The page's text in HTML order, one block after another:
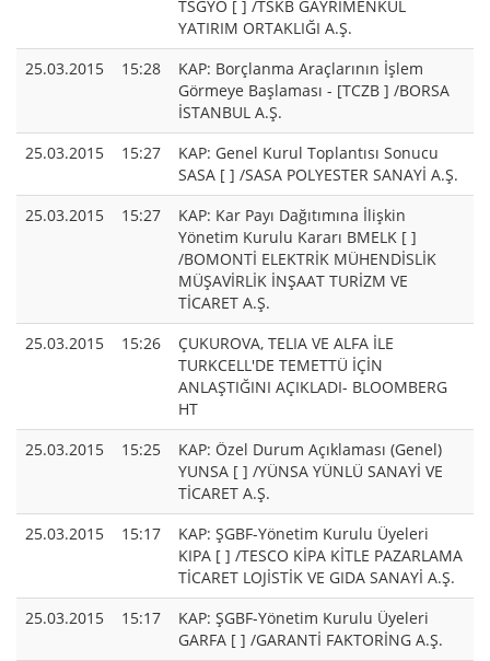
TSGYO [ ] /TSKB GAYRİMENKUL
YATIRIM ORTAKLIĞI A.Ş.
25.03.2015
15:28
KAP: Borçlanma Araçlarının İşlem
Görmeye Başlaması - [TCZB ] /BORSA
İSTANBUL A.Ş.
25.03.2015
15:27
KAP: Genel Kurul Toplantısı Sonucu
SASA [ ] /SASA POLYESTER SANAYİ A.Ş.
25.03.2015
15:27
KAP: Kar Payı Dağıtımına İlişkin
Yönetim Kurulu Kararı BMELK [ ]
/BOMONTİ ELEKTRİK MÜHENDİSLİK
MÜŞAVİRLİK İNŞAAT TURİZM VE
TİCARET A.Ş.
25.03.2015
15:26
ÇUKUROVA, TELIA VE ALFA İLE
TURKCELL'DE TEMETTÜ İÇİN
ANLAŞTIĞINI AÇIKLADI- BLOOMBERG
HT
25.03.2015
15:25
KAP: Özel Durum Açıklaması (Genel)
YUNSA [ ] /YÜNSA YÜNLÜ SANAYİ VE
TİCARET A.Ş.
25.03.2015
15:17
KAP: ŞGBF-Yönetim Kurulu Üyeleri
KIPA [ ] /TESCO KİPA KİTLE PAZARLAMA
TİCARET LOJİSTİK VE GIDA SANAYİ A.Ş.
25.03.2015
15:17
KAP: ŞGBF-Yönetim Kurulu Üyeleri
GARFA [ ] /GARANTİ FAKTORİNG A.Ş.